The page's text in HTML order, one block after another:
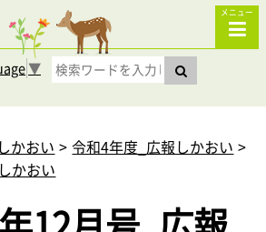
メニュー
▼
かおい
令和4年度_広報しかおい
かおい